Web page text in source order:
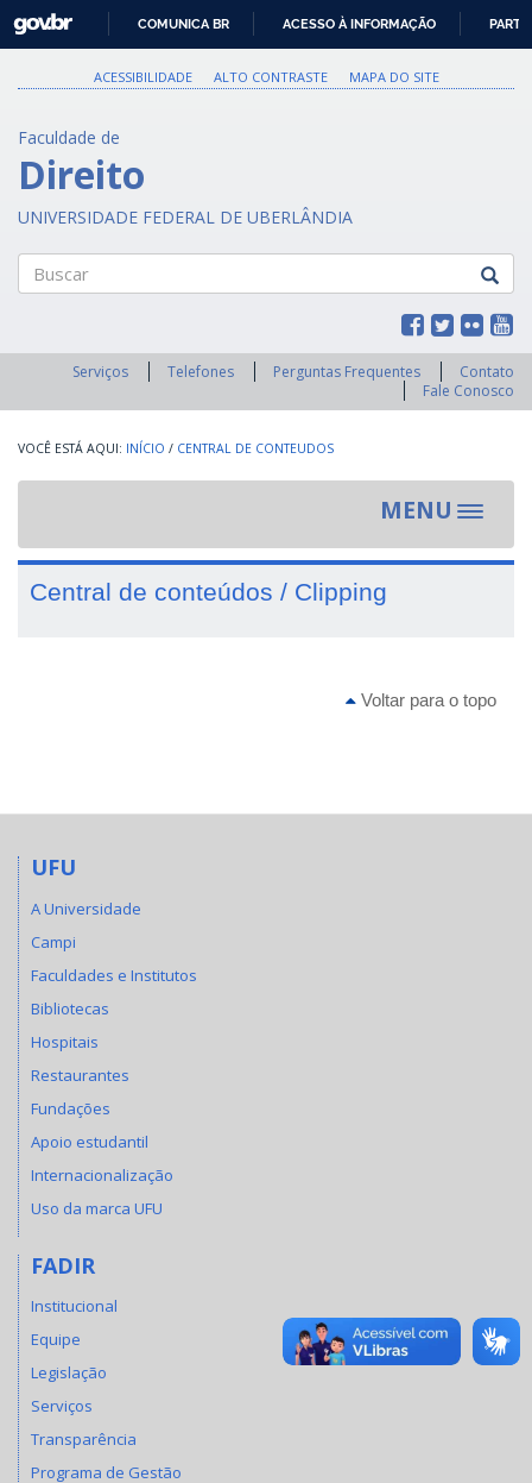
PARA
O
GOVBR
COMUNICA BR ACESSO À INFORMAÇÃO
ACESSIBILIDADE ALTO CONTRASTE MAPA DO SITE
Faculdade de
Direito
UNIVERSIDADE FEDERAL DE UBERLÂNDIA
Serviços Telefones Perguntas Frequentes
Contato
Fale Conosco
INÍCIO / CENTRAL DE CONTEUDOS
MENU
Toggle
Central de conteúdos / Clipping
Voltar para o topo
UFU
A Universidade
Campi
Faculdades e Institutos
Bibliotecas
Hospitais
Restaurantes
Fundações
Apoio estudantil
Internacionalização
Uso da marca UFU
FADIR
Institucional
Equipe
Legislação
Serviços
Transparência
Programa de Gestão